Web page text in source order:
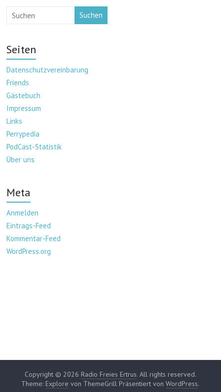
Suchen
Seiten
Datenschutzvereinbarung
Friends
Gästebuch
Impressum
Links
Perrypedia
PodCast-Statistik
Über uns
Meta
Anmelden
Eintrags-Feed
Kommentar-Feed
WordPress.org
Copyright © 2026 Radio Freies Ertrus. All rights reserved.
Theme: Explore von ThemeGrill Präsentiert vonWordPress.